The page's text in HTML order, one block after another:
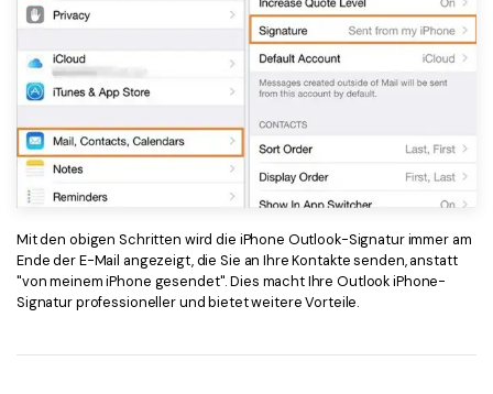
Mit den obigen Schritten wird die iPhone Outlook-Signatur immer am
Ende der E-Mail angezeigt, die Sie an Ihre Kontakte senden, anstatt
"von meinem iPhone gesendet". Dies macht Ihre Outlook iPhone-
Signatur professioneller und bietet weitere Vorteile.